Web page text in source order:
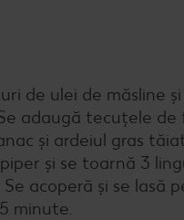
de ulei de măsline
adaugă tecuțele de
și ardeiul gras
și se toarnă 3
acoperă și se lasă
minute.